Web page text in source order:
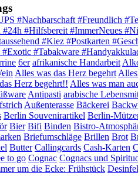
#Nachbarschaft #Freundlich
#Hilfsbereit #ImmerNeues
#Kiez #Postkarten
#Tabakware
6er afrikanische Handarbeit
Alles was das Herz begehrt
Herz begehrt!! Alles was man
Antipasti arabische
Außenterasse Bäckerei
Berlin Souvenirartikel Berlin-
Bier Bifi Binden Bistro-
Briefumschläge Brillen Brot
Butter Callingcards Cash-Karten
to go Cognac Cognacs und
um die Ecke: Frühstück